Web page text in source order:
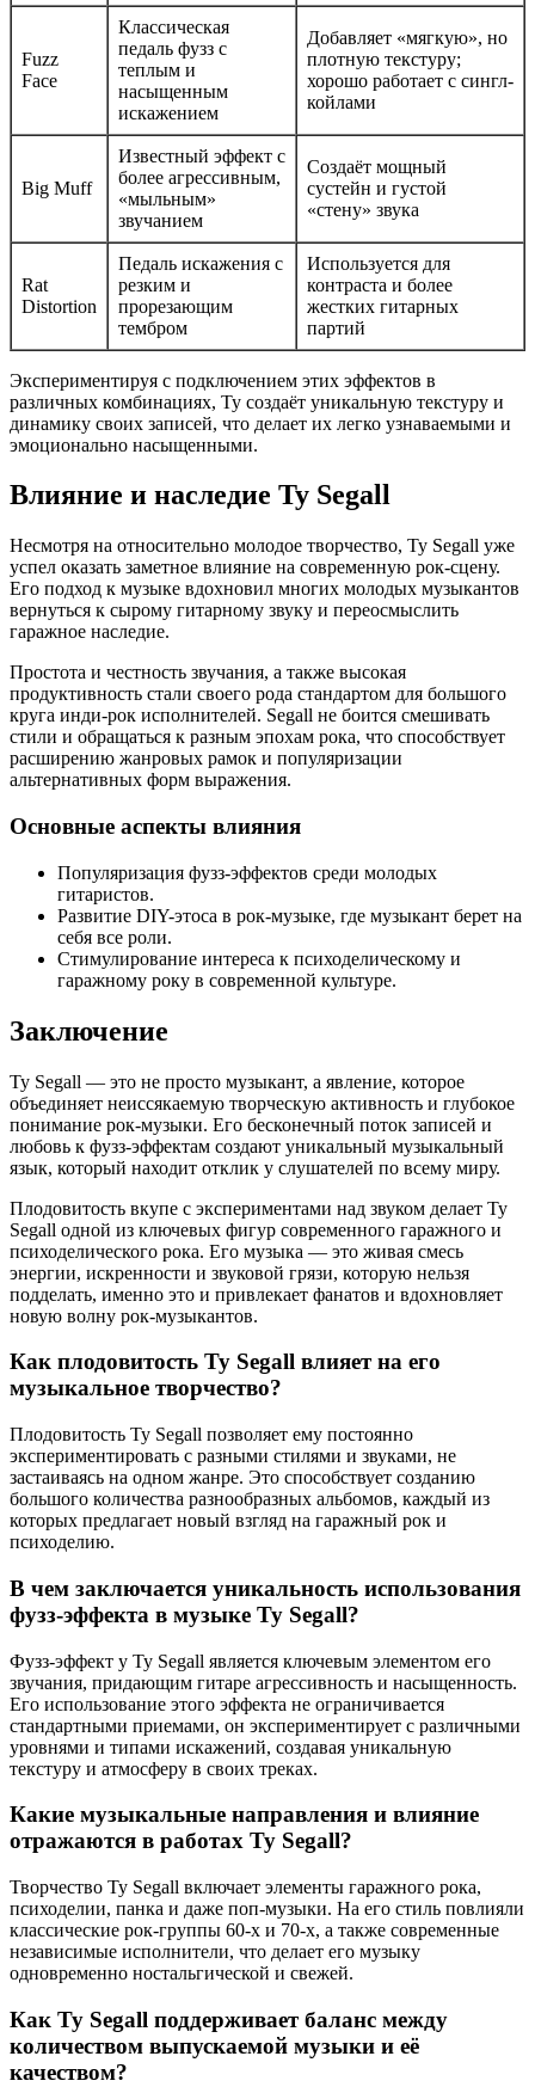
Fuzz
Face
Классическая
педаль фузз с
теплым и
насыщенным
искажением
Добавляет «мягкую», но
плотную текстуру;
хорошо работает с сингл-
койлами
Big Muff
Известный эффект с
более агрессивным,
«мыльным»
звучанием
Создаёт мощный
сустейн и густой
«стену» звука
Rat
Distortion
Педаль искажения с
резким и
прорезающим
тембром
Используется для
контраста и более
жестких гитарных
партий
Экспериментируя с подключением этих эффектов в
различных комбинациях, Ty создаёт уникальную текстуру и
динамику своих записей, что делает их легко узнаваемыми и
эмоционально насыщенными.
Влияние и наследие Ty Segall
Несмотря на относительно молодое творчество, Ty Segall уже
успел оказать заметное влияние на современную рок-сцену.
Его подход к музыке вдохновил многих молодых музыкантов
вернуться к сырому гитарному звуку и переосмыслить
гаражное наследие.
Простота и честность звучания, а также высокая
продуктивность стали своего рода стандартом для большого
круга инди-рок исполнителей. Segall не боится смешивать
стили и обращаться к разным эпохам рока, что способствует
расширению жанровых рамок и популяризации
альтернативных форм выражения.
Основные аспекты влияния
Популяризация фузз-эффектов среди молодых
гитаристов.
Развитие DIY-этоса в рок-музыке, где музыкант берет на
себя все роли.
Стимулирование интереса к психоделическому и
гаражному року в современной культуре.
Заключение
Ty Segall — это не просто музыкант, а явление, которое
объединяет неиссякаемую творческую активность и глубокое
понимание рок-музыки. Его бесконечный поток записей и
любовь к фузз-эффектам создают уникальный музыкальный
язык, который находит отклик у слушателей по всему миру.
Плодовитость вкупе с экспериментами над звуком делает Ty
Segall одной из ключевых фигур современного гаражного и
психоделического рока. Его музыка — это живая смесь
энергии, искренности и звуковой грязи, которую нельзя
подделать, именно это и привлекает фанатов и вдохновляет
новую волну рок-музыкантов.
Как плодовитость Ty Segall влияет на его
музыкальное творчество?
Плодовитость Ty Segall позволяет ему постоянно
экспериментировать с разными стилями и звуками, не
застаиваясь на одном жанре. Это способствует созданию
большого количества разнообразных альбомов, каждый из
которых предлагает новый взгляд на гаражный рок и
психоделию.
В чем заключается уникальность использования
фузз-эффекта в музыке Ty Segall?
Фузз-эффект у Ty Segall является ключевым элементом его
звучания, придающим гитаре агрессивность и насыщенность.
Его использование этого эффекта не ограничивается
стандартными приемами, он экспериментирует с различными
уровнями и типами искажений, создавая уникальную
текстуру и атмосферу в своих треках.
Какие музыкальные направления и влияние
отражаются в работах Ty Segall?
Творчество Ty Segall включает элементы гаражного рока,
психоделии, панка и даже поп-музыки. На его стиль повлияли
классические рок-группы 60-х и 70-х, а также современные
независимые исполнители, что делает его музыку
одновременно ностальгической и свежей.
Как Ty Segall поддерживает баланс между
количеством выпускаемой музыки и её
качеством?